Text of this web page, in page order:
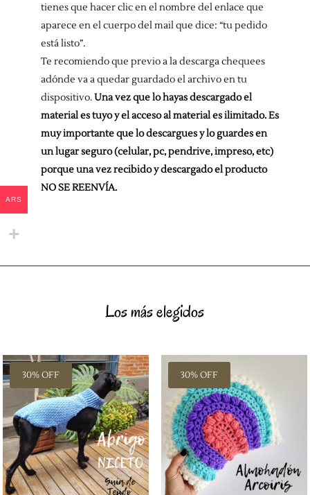
tienes que hacer clic en el nombre del enlace que
aparece en el cuerpo del mail que dice: “tu pedido
está listo”.
Te recomiendo que previo a la descarga chequees
adónde va a quedar guardado el archivo en tu
dispositivo.Una vez que lo hayas descargado el
material es tuyo y el acceso al material es ilimitado. Es
muy importante que lo descargues y lo guardes en
un lugar seguro (celular, pc, pendrive, impreso, etc)
porque una vez recibido y descargado el producto
NO SE REENVÍA.
Los más elegidos
30% OFF 30% OFF
ARS